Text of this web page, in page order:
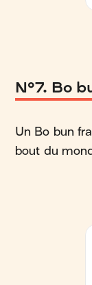
N°7. Bo
Un Bo bun
bout du